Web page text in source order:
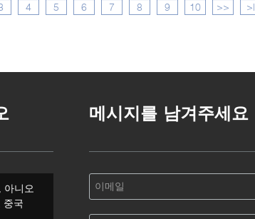
4 5 6 7 8 9 10 >> >|
아니오
중국
메시지를 남겨주세요